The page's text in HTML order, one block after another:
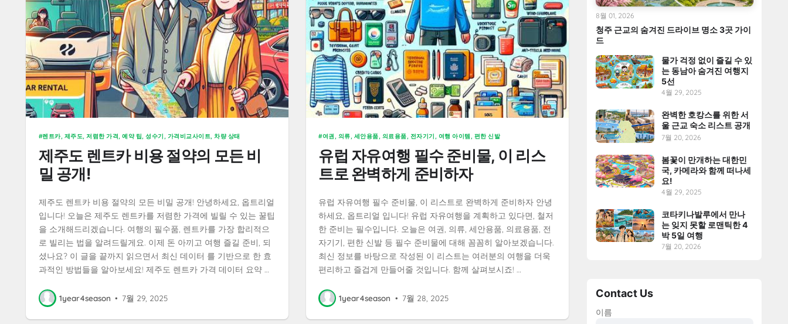
렌트카, 제주도, 저렴한 가격, 예약 팁, 성수기, 가격비교사이트, 차량 상태
제주도 렌트카 비용 절약의 모든 비
밀 공개!
제주도 렌트카 비용 절약의 모든 비밀 공개! 안녕하세요, 옵트리얼
입니다! 오늘은 제주도 렌트카를 저렴한 가격에 빌릴 수 있는 꿀팁
을 소개해드리겠습니다. 여행의 필수품, 렌트카를 가장 합리적으
로 빌리는 법을 알려드릴게요. 이제 돈 아끼고 여행 즐길 준비, 되
셨나요? 이 글을 끝까지 읽으면서 최신 데이터 를 기반으로 한 효
과적인 방법들을 알아보세요! 제주도 렌트카 가격 데이터 요약 …
1year4season • 7월 29, 2025
여권, 의류, 세안용품, 의료용품, 전자기기, 여행 아이템, 편한 신발
유럽 자유여행 필수 준비물, 이 리스
트로 완벽하게 준비하자
유럽 자유여행 필수 준비물, 이 리스트로 완벽하게 준비하자 안녕
하세요, 옵트리얼 입니다! 유럽 자유여행을 계획하고 있다면, 철저
한 준비는 필수입니다. 오늘은 여권, 의류, 세안용품, 의료용품, 전
자기기, 편한 신발 등 필수 준비물에 대해 꼼꼼히 알아보겠습니다.
최신 정보를 바탕으로 작성된 이 리스트는 여러분의 여행을 더욱
편리하고 즐겁게 만들어줄 것입니다. 함께 살펴보시죠! …
1year4season • 7월 28, 2025
청주 근교의 숨겨진 드라이브 명소 3곳 가이
드
8월 01, 2026
물가 걱정 없이 즐길 수 있
는 동남아 숨겨진 여행지
5선
4월 29, 2025
완벽한 호캉스를 위한 서
울 근교 숙소 리스트 공개
7월 20, 2026
봄꽃이 만개하는 대한민
국, 카메라와 함께 떠나세
요!
4월 29, 2025
코타키나발루에서 만나
는 잊지 못할 로맨틱한 4
박 5일 여행
7월 20, 2026
Contact Us
이름